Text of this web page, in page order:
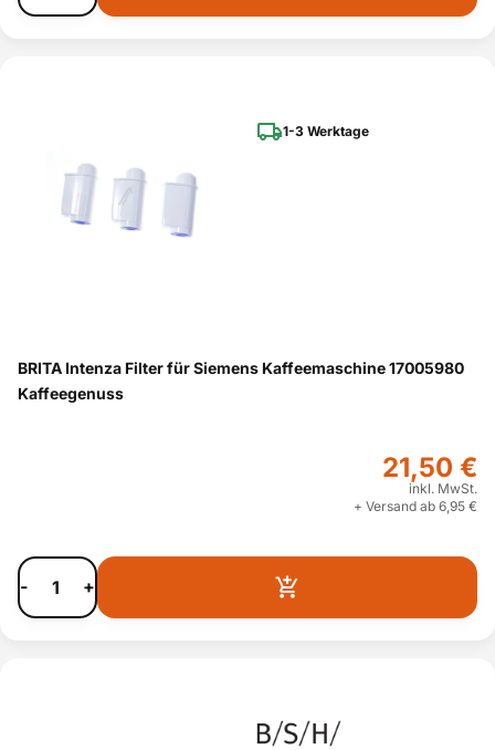
1-3 Werktage
BRITA Intenza Filter für Siemens Kaffeemaschine 17005980
Kaffeegenuss
21,50 €
inkl. MwSt.
+ Versand ab 6,95 €
- +